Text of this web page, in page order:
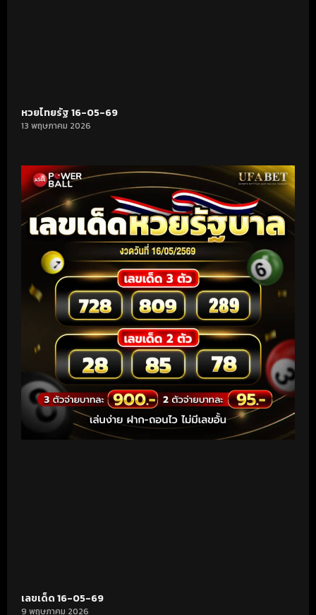
หวยไทยรัฐ 16-05-69
13 พฤษภาคม 2026
เลขเด็ด 16-05-69
9 พฤษภาคม 2026